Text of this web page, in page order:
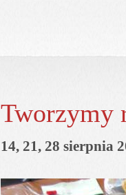
Tworzymy
14, 21, 28 sierpnia